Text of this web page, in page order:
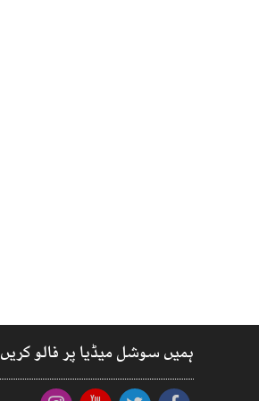
ہمیں سوشل میڈیا پر فالو کریں